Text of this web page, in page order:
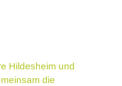
Hildesheim und
die